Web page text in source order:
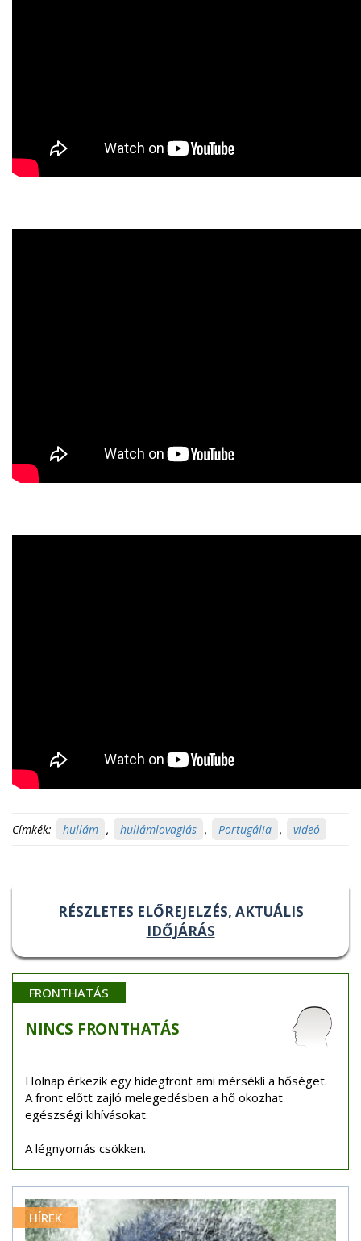
Címkék: hullám , hullámlovaglás , Portugália , videó
RÉSZLETES ELŐREJELZÉS, AKTUÁLIS
IDŐJÁRÁS
FRONTHATÁS
NINCS FRONTHATÁS
Holnap érkezik egy hidegfront ami mérsékli a hőséget.
A front előtt zajló melegedésben a hő okozhat
egészségi kihívásokat.
A légnyomás csökken.
HÍREK